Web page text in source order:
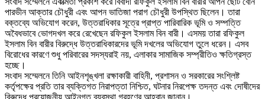
পারভীন আক্তার চৌধুরী এবং আপন ভাতিজা পরাগ চৌধুরী উপস্থিত ছিলেন। তারা
বক্তব্যে অভিযোগ করেন, উত্তরাধিকার সূত্রে প্রাপ্ত পারিবারিক ভূমি ও সম্পত্তি
অবৈধভাবে ভোগদখল করে রেখেছেন রফিকুল ইসলাম বিন বারী। এসময় তারা রফিকুল
ইসলাম বিন বারীর বিরুদ্ধে উত্তরাধিকারদের ভূমি দখলের অভিযোগ তুলে ধরেন। এসব
বিরোধের কারণে শুধু পরিবারের সদস্যরাই নয়, এলাকার সামাজিক সম্প্রীতিও ক্ষতিগ্রস্ত
হচ্ছে।
‎সংবাদ সম্মেলনে তিনি আইনশৃঙ্খলা রক্ষাকারী বাহিনী, প্রশাসন ও সরকারের সংশ্লিষ্ট
কর্তৃপক্ষের প্রতি তার ব্যক্তিগত নিরাপত্তা নিশ্চিত, ঘটনার নিরপেক্ষ তদন্ত এবং দোষীদের
বিরুদ্ধে প্রয়োজনীয় আইনগত ব্যবস্থা গ্রহণের আহ্বান জানান।